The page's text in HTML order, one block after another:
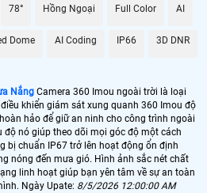
dàng trên điện thoại bạn có thể dễ dàng
lại sự tin cậy cao với hình ảnh rõ nét và
78° Hồng Ngoại Full Color AI
Dome AI Coding IP66 3D DNR
Nắng Camera 360 Imou ngoài trời là loại
khiển giám sát xung quanh 360 Imou độ
hảo để giữ an ninh cho công trình ngoài
nó giúp theo dõi mọi góc độ một cách
bị chuẩn IP67 trở lên hoạt động ổn định
nóng đến mưa gió. Hình ảnh sắc nét chất
linh hoạt giúp bạn yên tâm về sự an toàn
Ngày Upate: 8/5/2026 12:00:00 AM